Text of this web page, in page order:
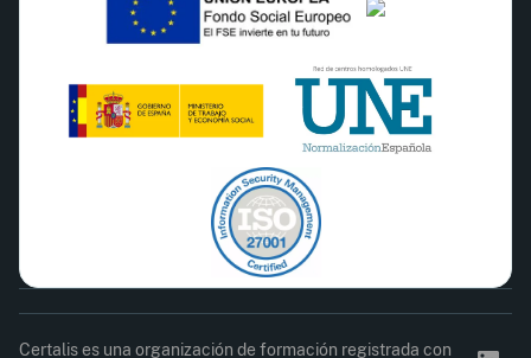
Certalis es una organización de formación registrada con